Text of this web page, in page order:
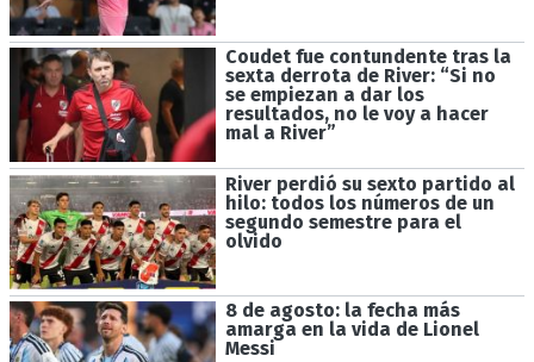
Coudet fue contundente tras la
sexta derrota de River: “Si no
se empiezan a dar los
resultados, no le voy a hacer
mal a River”
River perdió su sexto partido al
hilo: todos los números de un
segundo semestre para el
olvido
8 de agosto: la fecha más
amarga en la vida de Lionel
Messi